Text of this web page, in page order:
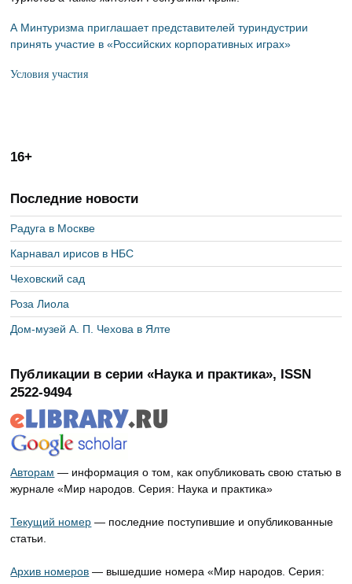
А Минтуризма приглашает представителей туриндустрии
принять участие в «Российских корпоративных играх»
Условия участия
16+
Последние новости
Радуга в Москве
Карнавал ирисов в НБС
Чеховский сад
Роза Лиола
Дом-музей А. П. Чехова в Ялте
Публикации в серии «Наука и практика», ISSN
2522-9494
Авторам — информация о том, как опубликовать свою статью в
журнале «Мир народов. Серия: Наука и практика»
Текущий номер — последние поступившие и опубликованные
статьи.
Архив номеров — вышедшие номера «Мир народов. Серия: